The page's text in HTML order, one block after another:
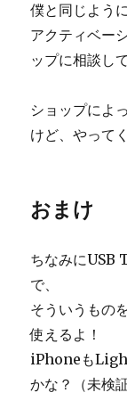
僕と同じように
アクティベー
ップに相談し
ショップによ
けど、やって
おまけ
ちなみにUSB
で、
そういうもの
使えるよ！
iPhoneも
かな？（未検証